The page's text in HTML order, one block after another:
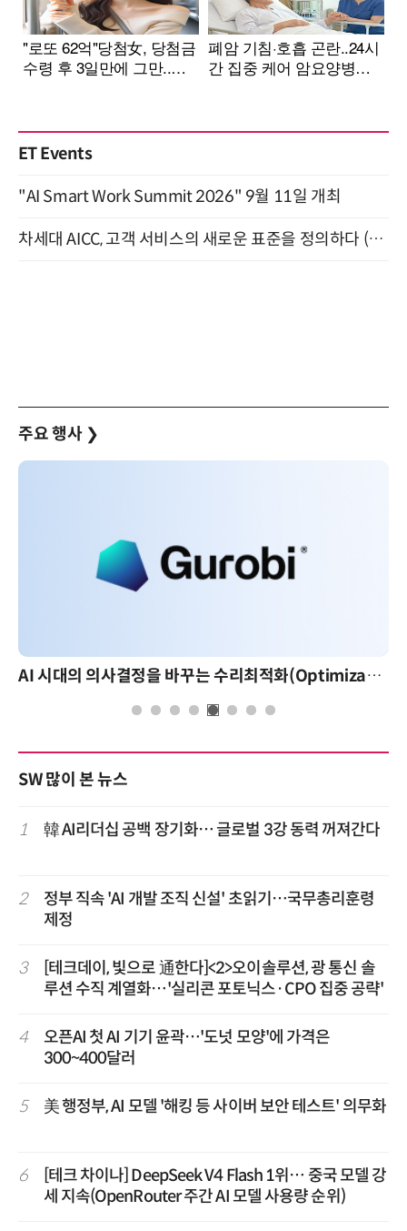
ET Events
"AI Smart Work Summit 2026" 9월 11일 개최
차세대 AICC, 고객 서비스의 새로운 표준을 정의하다 (9/9)
주요 행사 ❯
AI 시대의 의사결정을 바꾸는 수리최적화(Optimization): 실제 산업 적용 사례와 활용 전략
SW 많이 본 뉴스
1 韓 AI리더십 공백 장기화… 글로벌 3강 동력 꺼져간다
2
정부 직속 'AI 개발 조직 신설' 초읽기…국무총리훈령
제정
3
[테크데이, 빛으로 通한다]<2>오이솔루션, 광 통신 솔
루션 수직 계열화…'실리콘 포토닉스·CPO 집중 공략'
4
오픈AI 첫 AI 기기 윤곽…'도넛 모양'에 가격은
300~400달러
5 美 행정부, AI 모델 '해킹 등 사이버 보안 테스트' 의무화
6
[테크 차이나] DeepSeek V4 Flash 1위… 중국 모델 강
세 지속(OpenRouter 주간 AI 모델 사용량 순위)